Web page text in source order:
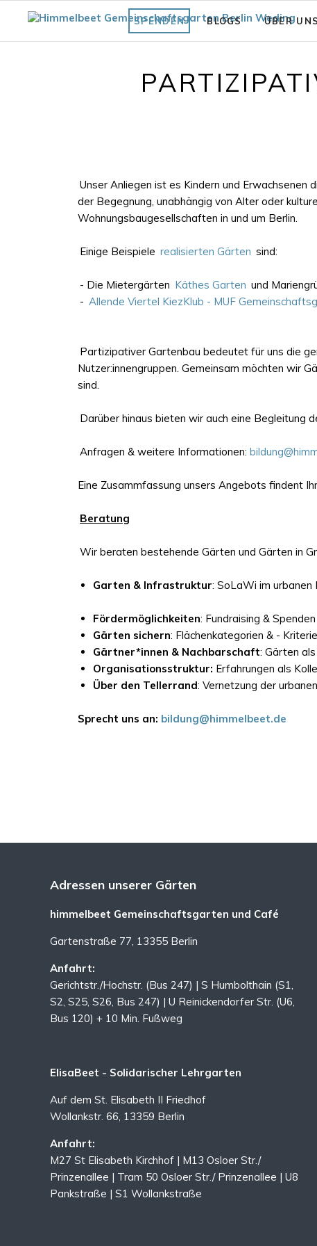
SPENDEN BLOGS
Was bisher geschah
ÜBER UNS
Struktur &
Unser Anliegen ist es Kindern und Erwachsenen
der Begegnung, unabhängig von Alter oder
Wohnungsbaugesellschaften in und um Berlin.
Einige Beispiele realisierten Gärten sind:
- Die Mietergärten Käthes Garten und
- Allende Viertel KiezKlub - MUF
Partizipativer Gartenbau bedeutet für uns die
Nutzer:innengruppen. Gemeinsam möchten wir
sind.
Darüber hinaus bieten wir auch eine Begleitung
Anfragen & weitere Informationen:
Eine Zusammfassung unsers Angebots findent
Beratung
Wir beraten bestehende Gärten und Gärten in
Garten & Infrastruktur: SoLaWi im urbanen
Fördermöglichkeiten: Fundraising & Spenden
Gärten sichern: Flächenkategorien & -
Gärtner*innen & Nachbarschaft: Gärten
Organisationsstruktur: Erfahrungen als
Über den Tellerrand: Vernetzung der
Sprecht uns an: bildung@himmelbeet.de
Adressen unserer Gärten
himmelbeet Gemeinschaftsgarten und Café
Gartenstraße 77, 13355 Berlin
Anfahrt:
Gerichtstr./Hochstr. (Bus 247) | S Humbolthain (S1,
S2, S25, S26, Bus 247) | U Reinickendorfer Str. (U6,
Bus 120) + 10 Min. Fußweg
ElisaBeet - Solidarischer Lehrgarten
Auf dem St. Elisabeth II Friedhof
Wollankstr. 66, 13359 Berlin
Anfahrt:
M27 St Elisabeth Kirchhof | M13 Osloer Str./
Prinzenallee | Tram 50 Osloer Str./ Prinzenallee | U8
Pankstraße | S1 Wollankstraße